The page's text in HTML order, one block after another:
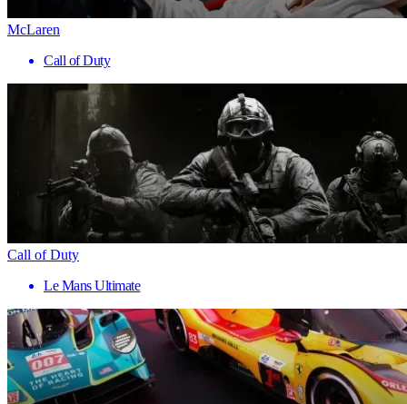
McLaren
Call of Duty
Call of Duty
Le Mans Ultimate